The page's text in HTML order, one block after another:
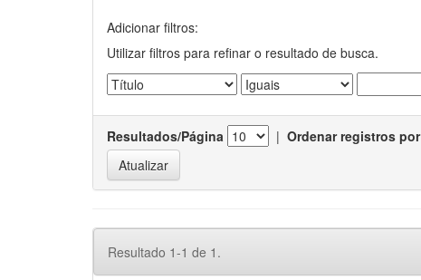
Adicionar filtros:
Utilizar filtros para refinar o resultado de busca.
Resultados/Página | Ordenar registros por
Resultado 1-1 de 1.